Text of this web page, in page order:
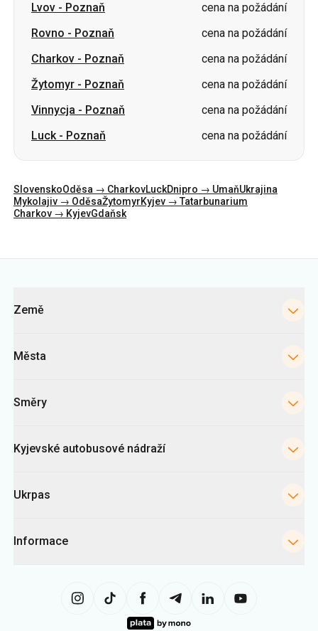
Lvov - Poznaň
cena na požádání
Rovno - Poznaň
cena na požádání
Charkov - Poznaň
cena na požádání
Žytomyr - Poznaň
cena na požádání
Vinnycja - Poznaň
cena na požádání
Luck- Poznaň cena na požádání
SlovenskoOděsa → CharkovLuckDnipro → UmaňUkrajina
Mykolajiv → OděsaŽytomyrKyjev → Tatarbunarium
Charkov → KyjevGdaňsk
Země
Města
Směry
Kyjevské autobusové nádraží
Ukrpas
Informace